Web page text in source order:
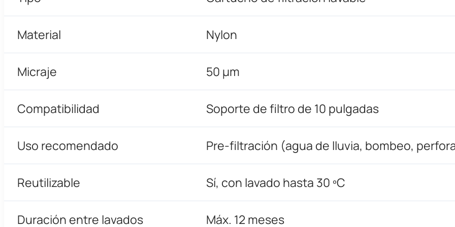
Material Nylon
Micraje 50 μm
Compatibilidad Soporte de filtro de 10 pulgadas
Uso recomendado Pre-filtración (agua de lluvia, bombeo,
Reutilizable Sí, con lavado hasta 30 ºC
Duración entre lavados Máx. 12 meses